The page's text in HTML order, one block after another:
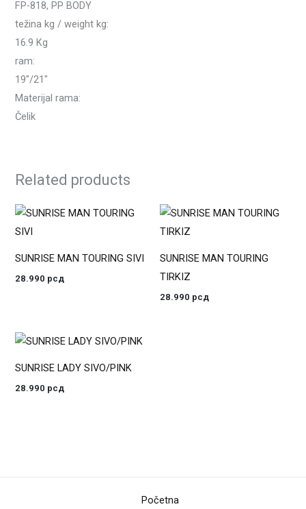
FP-818, PP BODY
težina kg / weight kg:
16.9 Kg
ram:
19″/21″
Materijal rama:
Čelik
Related products
SUNRISE MAN TOURING SIVI
28.990 рсд
SUNRISE MAN TOURING
TIRKIZ
28.990 рсд
SUNRISE LADY SIVO/PINK
28.990 рсд
Početna